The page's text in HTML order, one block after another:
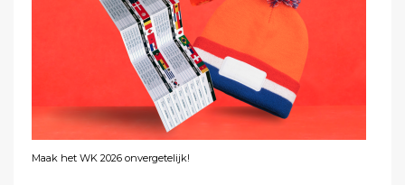
Maak het WK 2026 onvergetelijk!